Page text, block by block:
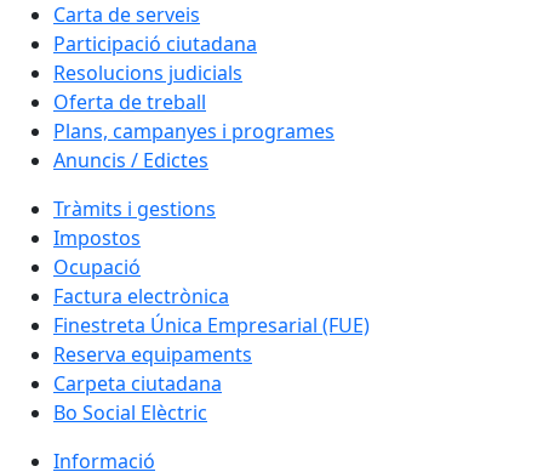
Carta de serveis
Participació ciutadana
Resolucions judicials
Oferta de treball
Plans, campanyes i programes
Anuncis / Edictes
Tràmits i gestions
Impostos
Ocupació
Factura electrònica
Finestreta Única Empresarial (FUE)
Reserva equipaments
Carpeta ciutadana
Bo Social Elèctric
Informació